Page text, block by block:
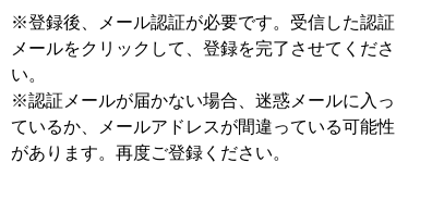
※登録後、メール認証が必要です。受信した認証
メールをクリックして、登録を完了させてくださ
い。
※認証メールが届かない場合、迷惑メールに入っ
ているか、メールアドレスが間違っている可能性
があります。再度ご登録ください。